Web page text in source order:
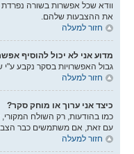
את ההצבעות שלהם.
חזור למעלה
מדוע אני לא יכול להוסיף
גבול האפשרויות בסקר נקבע
חזור למעלה
כיצד אני ערוך או מוחק סקר?
כמו בהודעות, רק השולח
עם זאת, אם משתמשים כבר
חזור למעלה